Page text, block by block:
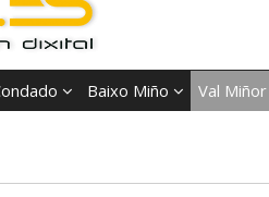
Baixo Miño Val Miñor